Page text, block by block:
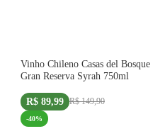
COMPRE 1 UNID +2 SELOS
IMPORTADO
Vinho Chileno Casas del Bosque
Gran Reserva Syrah 750ml
R$ 89,99 R$ 149,90
-40%